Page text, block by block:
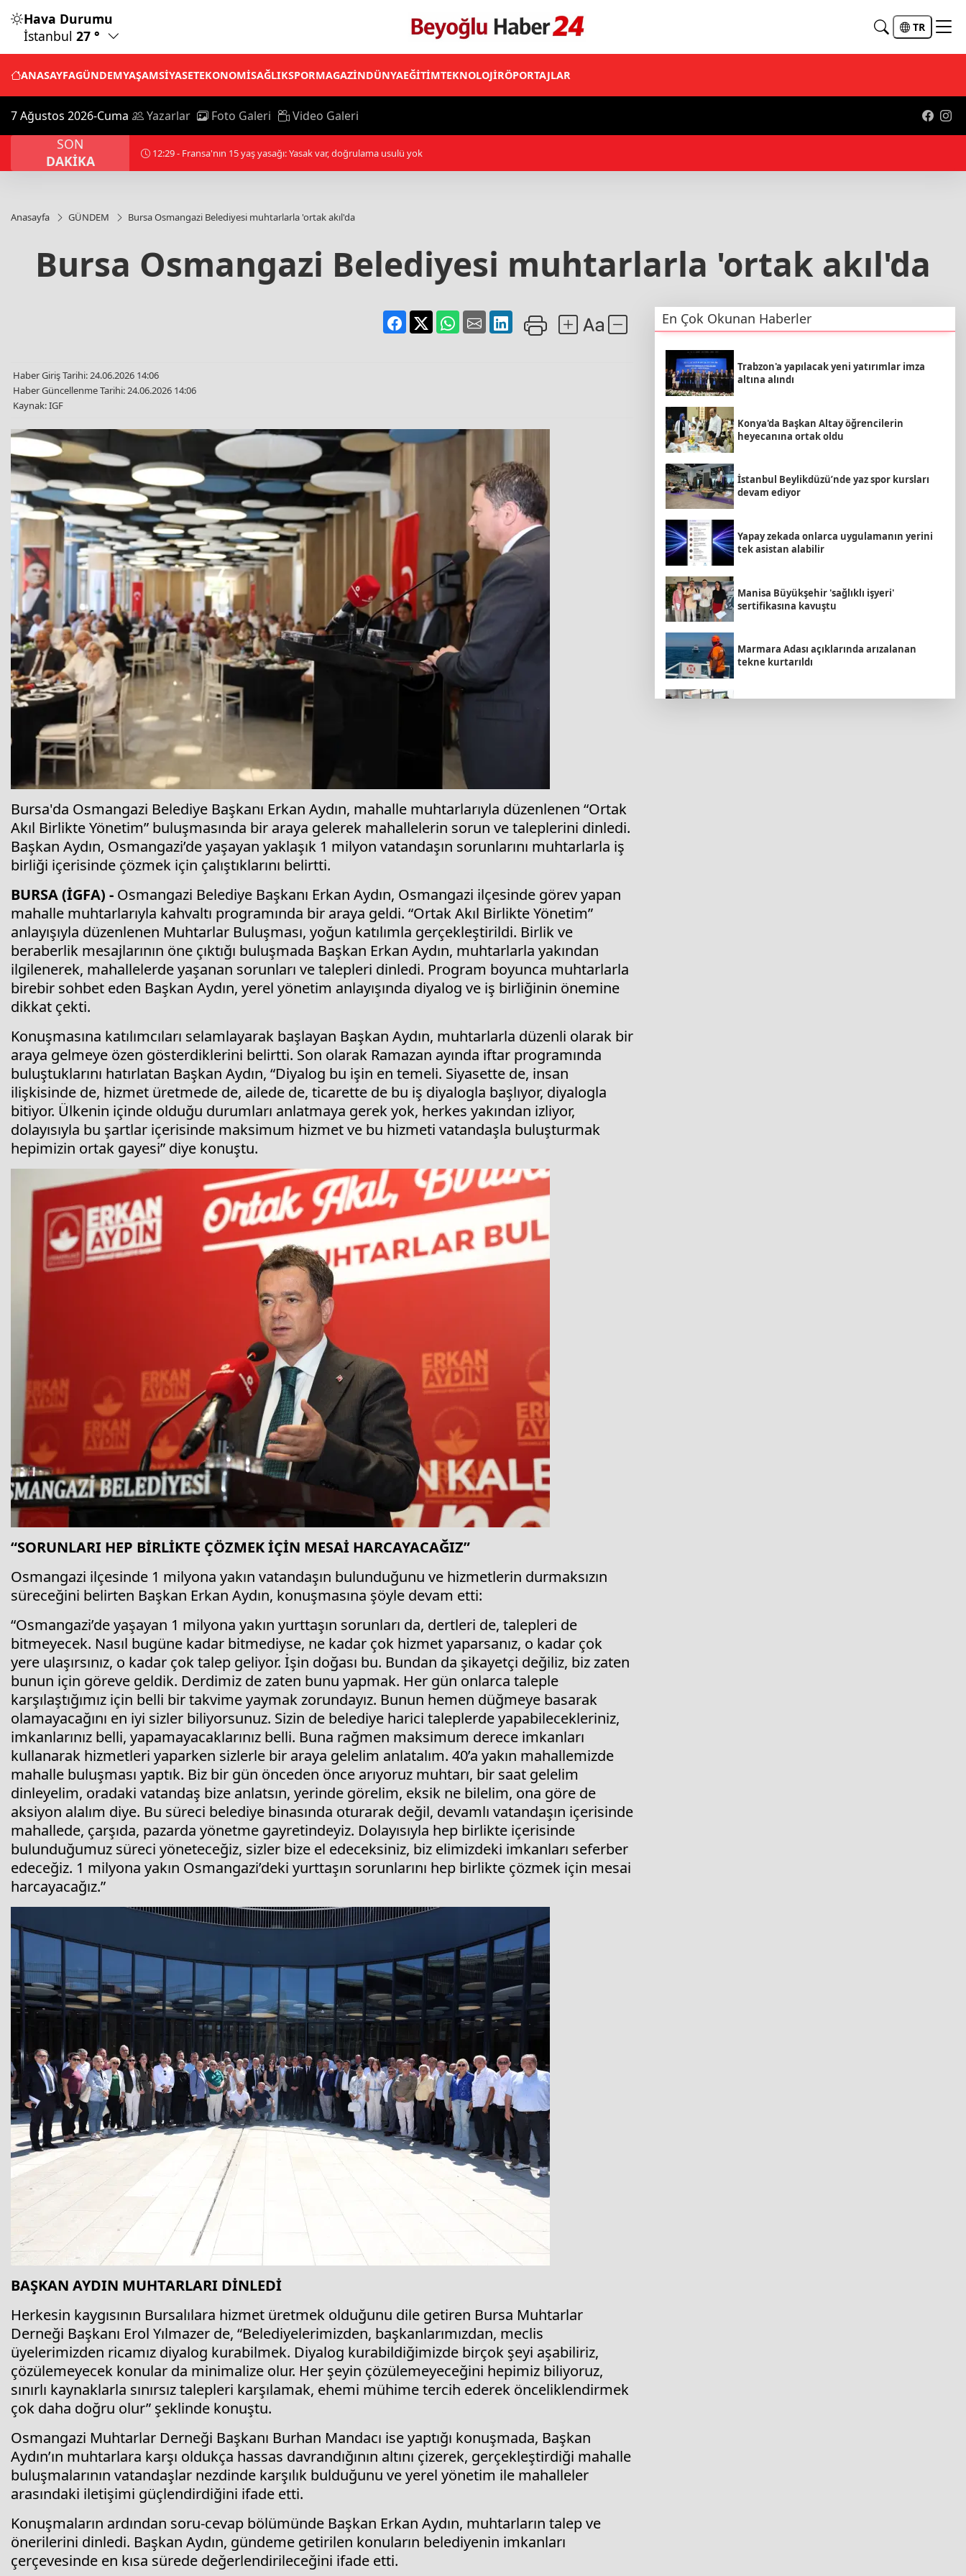
Hava Durumu
İstanbul 27 ° TR
ANASAYFAGÜNDEMYAŞAMSİYASETEKONOMİSAĞLIKSPORMAGAZİNDÜNYAEĞİTİMTEKNOLOJİRÖPORTAJLAR
7 Ağustos 2026-Cuma Yazarlar Foto Galeri Video Galeri
SON
DAKİKA
12:30 - Milli kaleci Altay Bayındır, Manchester United'dan Celta Vigo'ya kiralandı
Anasayfa GÜNDEM Bursa Osmangazi Belediyesi muhtarlarla 'ortak akıl'da
Bursa Osmangazi Belediyesi muhtarlarla 'ortak akıl'da
Haber Giriş Tarihi: 24.06.2026 14:06
Haber Güncellenme Tarihi: 24.06.2026 14:06
Kaynak: IGF
Bursa'da Osmangazi Belediye Başkanı Erkan Aydın, mahalle muhtarlarıyla düzenlenen “Ortak
Akıl Birlikte Yönetim” buluşmasında bir araya gelerek mahallelerin sorun ve taleplerini dinledi.
Başkan Aydın, Osmangazi’de yaşayan yaklaşık 1 milyon vatandaşın sorunlarını muhtarlarla iş
birliği içerisinde çözmek için çalıştıklarını belirtti.
BURSA (İGFA) - Osmangazi Belediye Başkanı Erkan Aydın, Osmangazi ilçesinde görev yapan
mahalle muhtarlarıyla kahvaltı programında bir araya geldi. “Ortak Akıl Birlikte Yönetim”
anlayışıyla düzenlenen Muhtarlar Buluşması, yoğun katılımla gerçekleştirildi. Birlik ve
beraberlik mesajlarının öne çıktığı buluşmada Başkan Erkan Aydın, muhtarlarla yakından
ilgilenerek, mahallelerde yaşanan sorunları ve talepleri dinledi. Program boyunca muhtarlarla
birebir sohbet eden Başkan Aydın, yerel yönetim anlayışında diyalog ve iş birliğinin önemine
dikkat çekti.
Konuşmasına katılımcıları selamlayarak başlayan Başkan Aydın, muhtarlarla düzenli olarak bir
araya gelmeye özen gösterdiklerini belirtti. Son olarak Ramazan ayında iftar programında
buluştuklarını hatırlatan Başkan Aydın, “Diyalog bu işin en temeli. Siyasette de, insan
ilişkisinde de, hizmet üretmede de, ailede de, ticarette de bu iş diyalogla başlıyor, diyalogla
bitiyor. Ülkenin içinde olduğu durumları anlatmaya gerek yok, herkes yakından izliyor,
dolayısıyla bu şartlar içerisinde maksimum hizmet ve bu hizmeti vatandaşla buluşturmak
hepimizin ortak gayesi” diye konuştu.
“SORUNLARI HEP BİRLİKTE ÇÖZMEK İÇİN MESAİ HARCAYACAĞIZ”
Osmangazi ilçesinde 1 milyona yakın vatandaşın bulunduğunu ve hizmetlerin durmaksızın
süreceğini belirten Başkan Erkan Aydın, konuşmasına şöyle devam etti:
“Osmangazi’de yaşayan 1 milyona yakın yurttaşın sorunları da, dertleri de, talepleri de
bitmeyecek. Nasıl bugüne kadar bitmediyse, ne kadar çok hizmet yaparsanız, o kadar çok
yere ulaşırsınız, o kadar çok talep geliyor. İşin doğası bu. Bundan da şikayetçi değiliz, biz zaten
bunun için göreve geldik. Derdimiz de zaten bunu yapmak. Her gün onlarca taleple
karşılaştığımız için belli bir takvime yaymak zorundayız. Bunun hemen düğmeye basarak
olamayacağını en iyi sizler biliyorsunuz. Sizin de belediye harici taleplerde yapabilecekleriniz,
imkanlarınız belli, yapamayacaklarınız belli. Buna rağmen maksimum derece imkanları
kullanarak hizmetleri yaparken sizlerle bir araya gelelim anlatalım. 40’a yakın mahallemizde
mahalle buluşması yaptık. Biz bir gün önceden önce arıyoruz muhtarı, bir saat gelelim
dinleyelim, oradaki vatandaş bize anlatsın, yerinde görelim, eksik ne bilelim, ona göre de
aksiyon alalım diye. Bu süreci belediye binasında oturarak değil, devamlı vatandaşın içerisinde
mahallede, çarşıda, pazarda yönetme gayretindeyiz. Dolayısıyla hep birlikte içerisinde
bulunduğumuz süreci yöneteceğiz, sizler bize el edeceksiniz, biz elimizdeki imkanları seferber
edeceğiz. 1 milyona yakın Osmangazi’deki yurttaşın sorunlarını hep birlikte çözmek için mesai
harcayacağız.”
BAŞKAN AYDIN MUHTARLARI DİNLEDİ
Herkesin kaygısının Bursalılara hizmet üretmek olduğunu dile getiren Bursa Muhtarlar
Derneği Başkanı Erol Yılmazer de, “Belediyelerimizden, başkanlarımızdan, meclis
üyelerimizden ricamız diyalog kurabilmek. Diyalog kurabildiğimizde birçok şeyi aşabiliriz,
çözülemeyecek konular da minimalize olur. Her şeyin çözülemeyeceğini hepimiz biliyoruz,
sınırlı kaynaklarla sınırsız talepleri karşılamak, ehemi mühime tercih ederek önceliklendirmek
çok daha doğru olur” şeklinde konuştu.
Osmangazi Muhtarlar Derneği Başkanı Burhan Mandacı ise yaptığı konuşmada, Başkan
Aydın’ın muhtarlara karşı oldukça hassas davrandığının altını çizerek, gerçekleştirdiği mahalle
buluşmalarının vatandaşlar nezdinde karşılık bulduğunu ve yerel yönetim ile mahalleler
arasındaki iletişimi güçlendirdiğini ifade etti.
Konuşmaların ardından soru-cevap bölümünde Başkan Erkan Aydın, muhtarların talep ve
önerilerini dinledi. Başkan Aydın, gündeme getirilen konuların belediyenin imkanları
çerçevesinde en kısa sürede değerlendirileceğini ifade etti.
En Çok Okunan Haberler
Trabzon'a yapılacak yeni yatırımlar imza
altına alındı
Konya'da Başkan Altay öğrencilerin
heyecanına ortak oldu
İstanbul Beylikdüzü’nde yaz spor kursları
devam ediyor
Yapay zekada onlarca uygulamanın yerini
tek asistan alabilir
Manisa Büyükşehir 'sağlıklı işyeri'
sertifikasına kavuştu
Marmara Adası açıklarında arızalanan
tekne kurtarıldı